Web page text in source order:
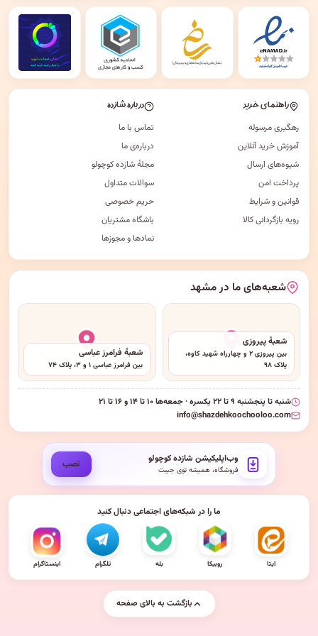
راهنمای خرید
رهگیری مرسوله
آموزش خرید آنلاین
شیوه‌های ارسال
پرداخت امن
قوانین و شرایط
رویه بازگردانی کالا
درباره شازده
تماس با ما
درباره‌ی ما
مجلهٔ شازده کوچولو
سوالات متداول
حریم خصوصی
باشگاه مشتریان
نمادها و مجوزها
شعبه‌های ما در مشهد
شعبهٔ پیروزی
بین پیروزی ۲ و چهارراه شهید کاوه،
پلاک ۹۸
شعبهٔ فرامرز عباسی
بین فرامرز عباسی ۱ و ۳، پلاک ۷۴
شنبه تا پنجشنبه ۹ تا ۲۲ یکسره · جمعه‌ها ۱۰ تا ۱۴ و ۱۶ تا ۲۱
info@shazdehkoochooloo.com
وب‌اپلیکیشن شازده کوچولو
فروشگاه، همیشه توی جیبت نصب
ما را در شبکه‌های اجتماعی دنبال کنید
ایتا روبیکا بله تلگرام اینستاگرام
بازگشت به بالای صفحه